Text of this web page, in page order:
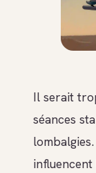
Il serait
séances